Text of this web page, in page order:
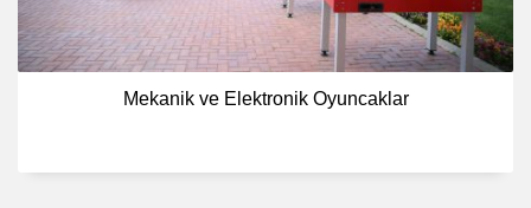
Mekanik ve Elektronik Oyuncaklar